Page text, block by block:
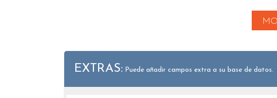
EXTRAS: Puede añadir campos extra a su base de datos.